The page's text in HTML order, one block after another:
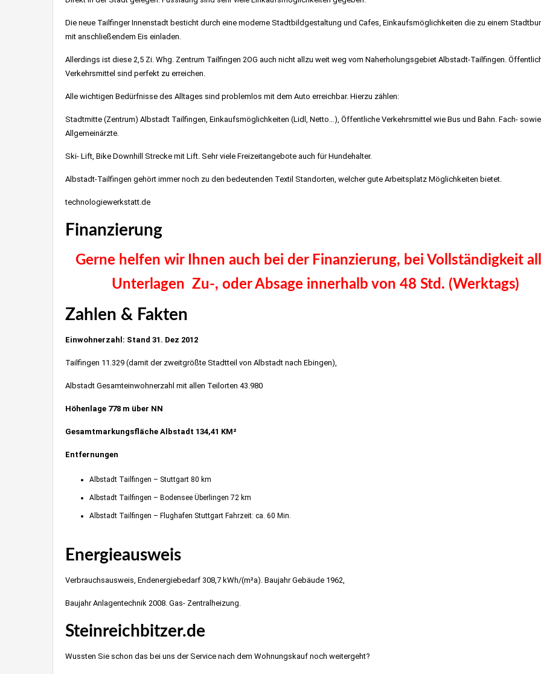
Die neue Tailfinger Innenstadt besticht durch eine moderne Stadtbildgestaltung und Cafes, Einkaufsmöglichkeiten die zu einem
mit anschließendem Eis einladen.
Allerdings ist diese 2,5 Zi. Whg. Zentrum Tailfingen 2OG auch nicht allzu weit weg vom Naherholungsgebiet Albstadt-Tailfingen.
Verkehrsmittel sind perfekt zu erreichen.
Alle wichtigen Bedürfnisse des Alltages sind problemlos mit dem Auto erreichbar. Hierzu zählen:
Stadtmitte (Zentrum) Albstadt Tailfingen, Einkaufsmöglichkeiten (Lidl, Netto…), Öffentliche Verkehrsmittel wie Bus und Bahn. Fach- sowie
Allgemeinärzte.
Ski- Lift, Bike Downhill Strecke mit Lift. Sehr viele Freizeitangebote auch für Hundehalter.
Albstadt-Tailfingen gehört immer noch zu den bedeutenden Textil Standorten, welcher gute Arbeitsplatz Möglichkeiten bietet.
technologiewerkstatt.de
Finanzierung
Gerne helfen wir Ihnen auch bei der Finanzierung, bei Vollständigkeit
Unterlagen Zu-, oder Absage innerhalb von 48 Std. (Werktags)
Zahlen & Fakten
Einwohnerzahl: Stand 31. Dez 2012
Tailfingen 11.329 (damit der zweitgrößte Stadtteil von Albstadt nach Ebingen),
Albstadt Gesamteinwohnerzahl mit allen Teilorten 43.980
Höhenlage 778 m über NN
Gesamtmarkungsfläche Albstadt 134,41 KM²
Entfernungen
Albstadt Tailfingen – Stuttgart 80 km
Albstadt Tailfingen – Bodensee Überlingen 72 km
Albstadt Tailfingen – Flughafen Stuttgart Fahrzeit: ca. 60 Min.
Energieausweis
Verbrauchsausweis, Endenergiebedarf 308,7 kWh/(m²a). Baujahr Gebäude 1962,
Baujahr Anlagentechnik 2008. Gas- Zentralheizung.
Steinreichbitzer.de
Wussten Sie schon das bei uns der Service nach dem Wohnungskauf noch weitergeht?